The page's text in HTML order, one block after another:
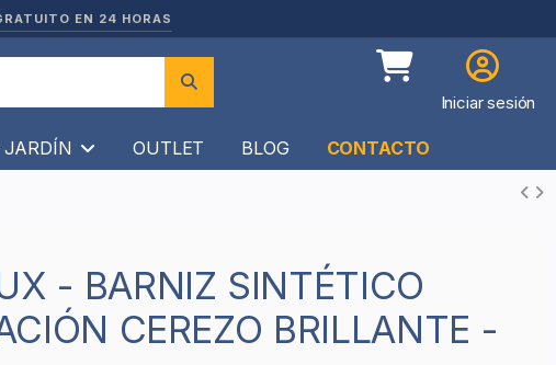
EN 24 HORAS
Iniciar sesión
JARDÍN OUTLET BLOG CONTACTO
CEREZO BRILLANTE -